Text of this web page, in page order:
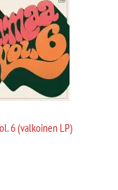
6 (valkoinen LP)